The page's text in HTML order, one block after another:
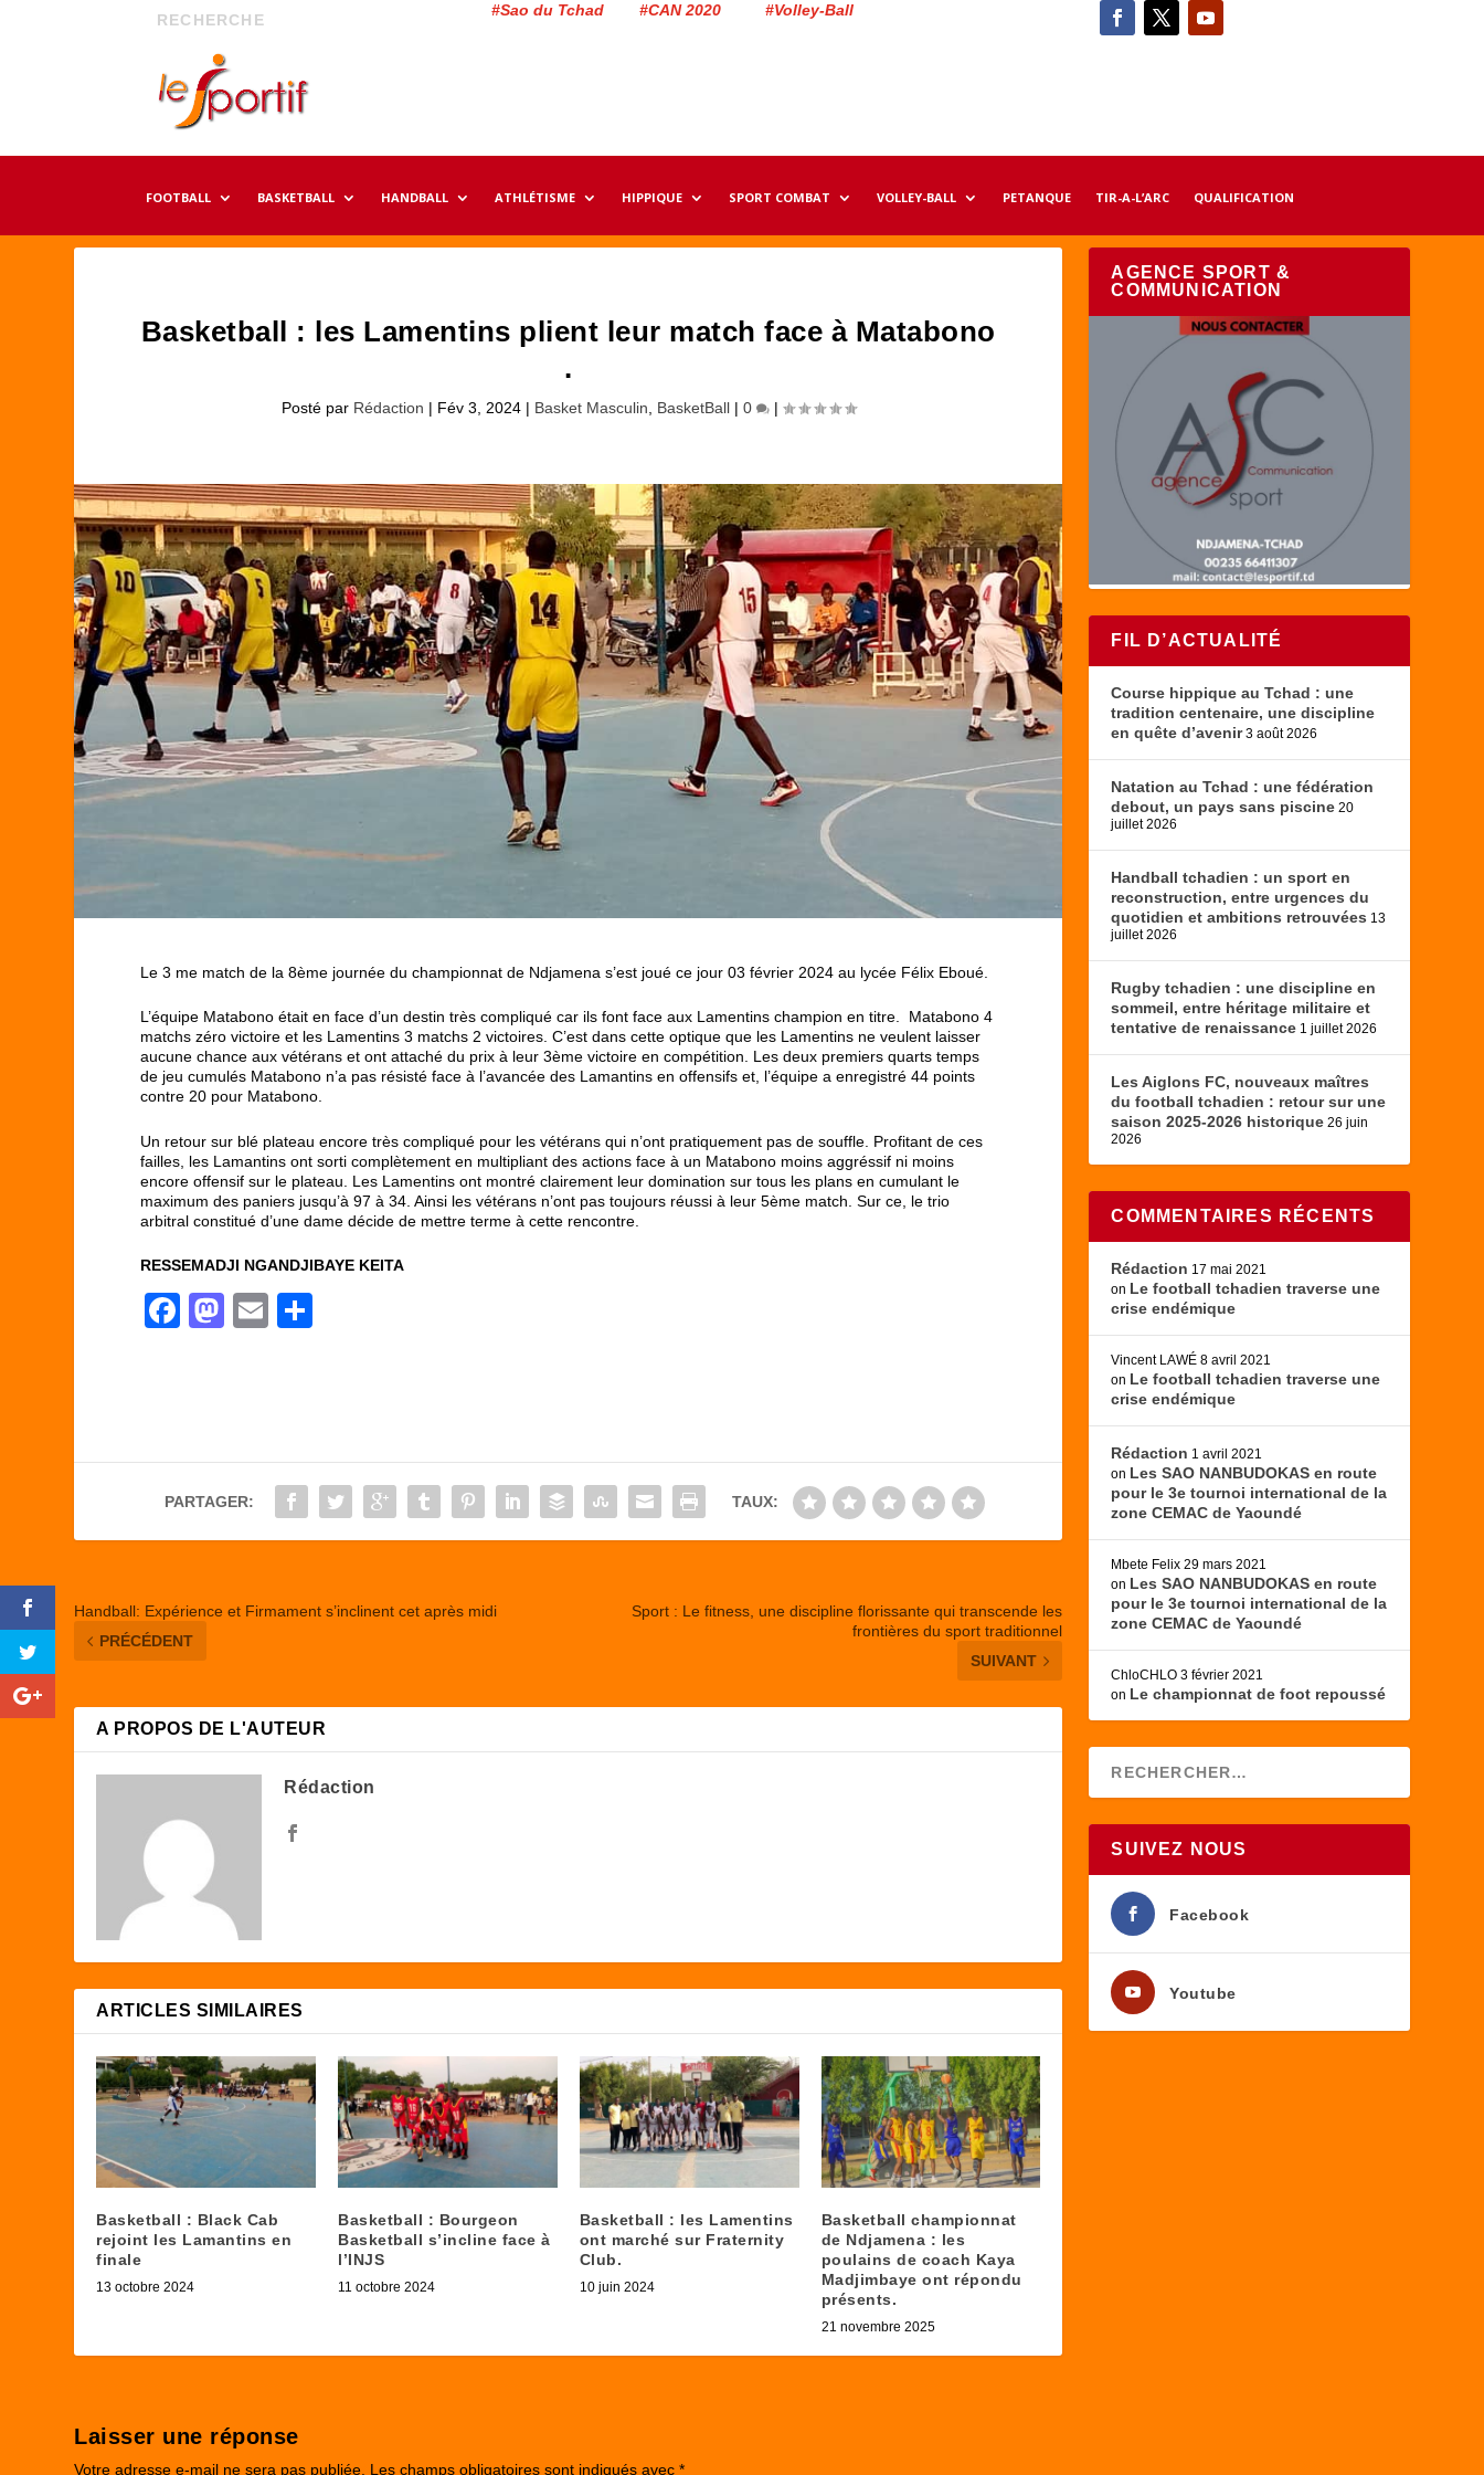
#Sao du Tchad #CAN 2020 #Volley-Ball
FOOTBALL BASKETBALL HANDBALL ATHLÉTISME HIPPIQUE SPORT COMBAT VOLLEY-BALL PETANQUE TIR-A-L’ARC QUALIFICATION
Basketball : les Lamentins plient leur match face à Matabono
.
Posté par Rédaction | Fév 3, 2024| Basket Masculin BasketBall| 0 |
Le 3 me match de la 8ème journée du championnat de Ndjamena s’est joué ce jour 03 février 2024 au lycée Félix Eboué.
L’équipe Matabono était en face d’un destin très compliqué car ils font face aux Lamentins champion en titre. Matabono 4
matchs zéro victoire et les Lamentins 3 matchs 2 victoires. C’est dans cette optique que les Lamentins ne veulent laisser
aucune chance aux vétérans et ont attaché du prix à leur 3ème victoire en compétition. Les deux premiers quarts temps
de jeu cumulés Matabono n’a pas résisté face à l’avancée des Lamantins en offensifs et, l’équipe a enregistré 44 points
contre 20 pour Matabono.
Un retour sur blé plateau encore très compliqué pour les vétérans qui n’ont pratiquement pas de souffle. Profitant de ces
failles, les Lamantins ont sorti complètement en multipliant des actions face à un Matabono moins aggréssif ni moins
encore offensif sur le plateau. Les Lamentins ont montré clairement leur domination sur tous les plans en cumulant le
maximum des paniers jusqu’à 97 à 34. Ainsi les vétérans n’ont pas toujours réussi à leur 5ème match. Sur ce, le trio
arbitral constitué d’une dame décide de mettre terme à cette rencontre.
RESSEMADJI NGANDJIBAYE KEITA
F
b
o
M
d
o
E
er
PARTAGER: TAUX:
Handball: Expérience et Firmament s’inclinent cet après midi
PRÉCÉDENT
Sport : Le fitness, une discipline florissante qui transcende les
frontières du sport traditionnel
SUIVANT
A PROPOS DE L'AUTEUR
Rédaction
ARTICLES SIMILAIRES
Basketball : Black Cab
rejoint les Lamantins en
finale
13 octobre 2024
Basketball : Bourgeon
Basketball s’incline face à
l’INJS
11 octobre 2024
Basketball : les Lamentins
ont marché sur Fraternity
Club.
10 juin 2024
Basketball championnat
de Ndjamena : les
poulains de coach Kaya
Madjimbaye ont répondu
présents.
21 novembre 2025
Laisser une réponse
Votre adresse e-mail ne sera pas publiée. Les champs obligatoires sont indiqués avec*
AGENCE SPORT &
COMMUNICATION
FIL D’ACTUALITÉ
Course hippique au Tchad : une
tradition centenaire, une discipline
en quête d’avenir 3 août 2026
Natation au Tchad : une fédération
debout, un pays sans piscine 20
juillet 2026
Handball tchadien : un sport en
reconstruction, entre urgences du
quotidien et ambitions retrouvées 13
juillet 2026
Rugby tchadien : une discipline en
sommeil, entre héritage militaire et
tentative de renaissance 1 juillet 2026
Les Aiglons FC, nouveaux maîtres
du football tchadien : retour sur une
saison 2025-2026 historique 26 juin
2026
COMMENTAIRES RÉCENTS
Rédaction 17 mai 2021
on Le football tchadien traverse une
crise endémique
Vincent LAWÉ 8 avril 2021
on Le football tchadien traverse une
crise endémique
Rédaction 1 avril 2021
on Les SAO NANBUDOKAS en route
pour le 3e tournoi international de la
zone CEMAC de Yaoundé
Mbete Felix 29 mars 2021
on Les SAO NANBUDOKAS en route
pour le 3e tournoi international de la
zone CEMAC de Yaoundé
ChloCHLO 3 février 2021
on Le championnat de foot repoussé
SUIVEZ NOUS
Facebook
Youtube